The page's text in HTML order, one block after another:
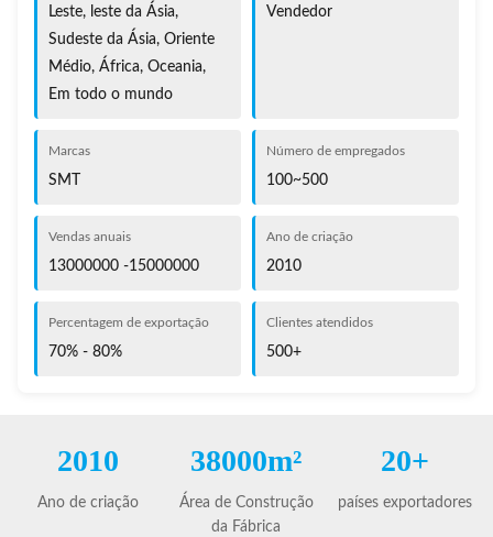
Leste, leste da Ásia,
Sudeste da Ásia, Oriente
Médio, África, Oceania,
Em todo o mundo
Vendedor
Marcas
SMT
Número de empregados
100~500
Vendas anuais
13000000 -15000000
Ano de criação
2010
Percentagem de exportação
70% - 80%
Clientes atendidos
500+
2010
Ano de criação
38000m²
Área de Construção
da Fábrica
20+
países exportadores